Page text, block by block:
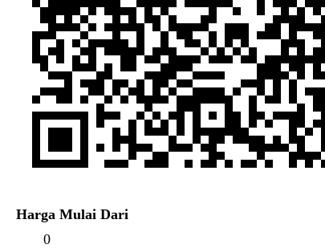
Harga Mulai Dari
0